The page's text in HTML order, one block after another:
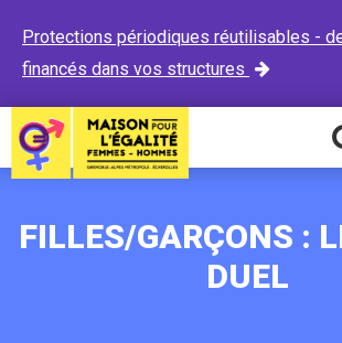
Protections périodiques réutilisables -
financés dans vos structures
FILLES/GARÇONS :
DUEL